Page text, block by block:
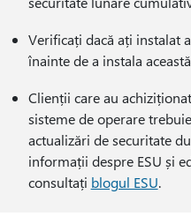
Verificați dacă ați instalat
înainte de a instala
Clienții care au achiziționat
sisteme de operare
actualizări de securitate
informații despre ESU și
consultați blogul ESU.